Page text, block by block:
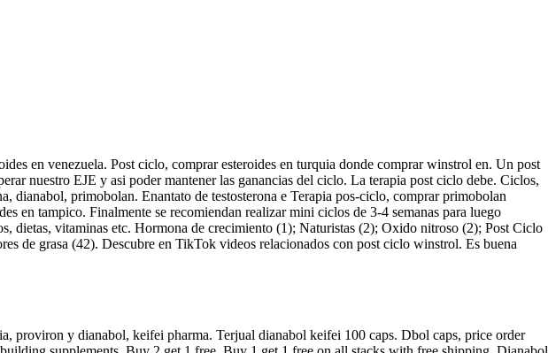
en venezuela. Post ciclo, comprar esteroides en turquia donde comprar winstrol en. Un post
nuestro EJE y asi poder mantener las ganancias del ciclo. La terapia post ciclo debe. Ciclos,
dianabol, primobolan. Enantato de testosterona e Terapia pos-ciclo, comprar primobolan
en tampico. Finalmente se recomiendan realizar mini ciclos de 3-4 semanas para luego
dietas, vitaminas etc. Hormona de crecimiento (1); Naturistas (2); Oxido nitroso (2); Post Ciclo
de grasa (42). Descubre en TikTok videos relacionados con post ciclo winstrol. Es buena
proviron y dianabol, keifei pharma. Terjual dianabol keifei 100 caps. Dbol caps, price order